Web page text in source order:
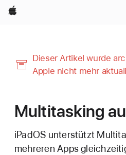
Apple
Dieser Artikel wurde
Apple nicht mehr
Multitasking
iPadOS unterstützt
mehreren Apps